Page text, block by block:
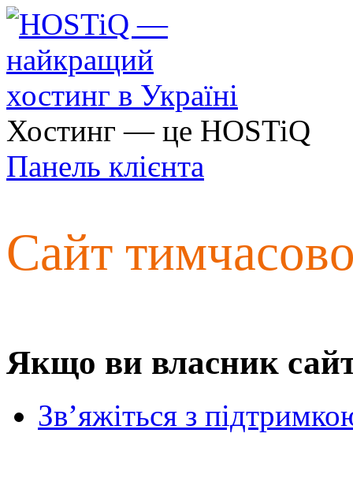
Хостинг — це HOSTiQ
Панель клієнта
Сайт
Якщо ви власник
Зв’яжіться з